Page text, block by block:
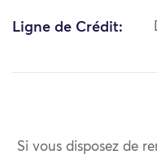
Ligne de Crédit:
Si vous disposez de